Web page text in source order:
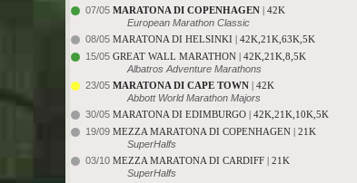
07/05 MARATONA DI COPENHAGEN | 42K
European Marathon Classic
08/05 MARATONA DI HELSINKI | 42K,21K,63K,5K
15/05 GREAT WALL MARATHON | 42K,21K,8,5K
Albatros Adventure Marathons
23/05 MARATONA DI CAPE TOWN | 42K
Abbott World Marathon Majors
30/05 MARATONA DI EDIMBURGO | 42K,21K,10K,5K
19/09 MEZZA MARATONA DI COPENHAGEN | 21K
SuperHalfs
03/10 MEZZA MARATONA DI CARDIFF | 21K
SuperHalfs